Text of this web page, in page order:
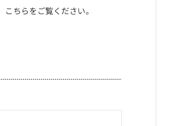
こちらをご覧ください。